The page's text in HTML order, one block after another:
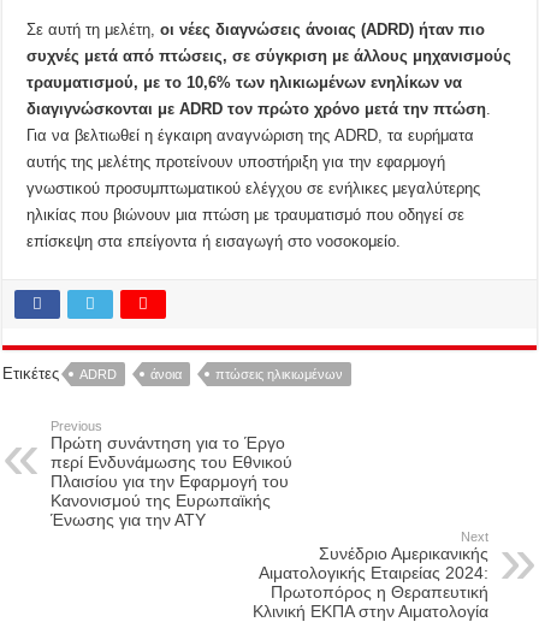
Σε αυτή τη μελέτη,οι νέες διαγνώσεις άνοιας (ADRD) ήταν πιο
συχνές μετά από πτώσεις, σε σύγκριση με άλλους μηχανισμούς
τραυματισμού, με το 10,6% των ηλικιωμένων ενηλίκων να
διαγιγνώσκονται με ADRD τον πρώτο χρόνο μετά την πτώση
Για να βελτιωθεί η έγκαιρη αναγνώριση της ADRD, τα ευρήματα
αυτής της μελέτης προτείνουν υποστήριξη για την εφαρμογή
γνωστικού προσυμπτωματικού ελέγχου σε ενήλικες μεγαλύτερης
ηλικίας που βιώνουν μια πτώση με τραυματισμό που οδηγεί σε
επίσκεψη στα επείγοντα ή εισαγωγή στο νοσοκομείο.
Ετικέτες ADRD άνοια πτώσεις ηλικιωμένων
Previous
Πρώτη συνάντηση για το Έργο
περί Ενδυνάμωσης του Εθνικού
Πλαισίου για την Εφαρμογή του
Κανονισμού της Ευρωπαϊκής
Ένωσης για την ΑΤΥ
Next
Συνέδριο Αμερικανικής
Αιματολογικής Εταιρείας 2024:
Πρωτοπόρος η Θεραπευτική
Κλινική ΕΚΠΑ στην Αιματολογία